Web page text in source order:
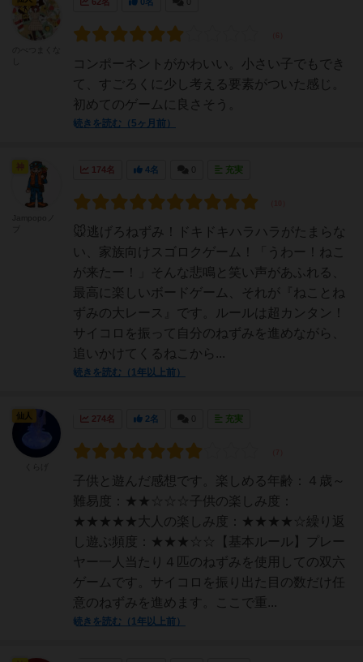
コンポーネントがかわいい。小さい子でもでき
て、すごろくに少し考える要素がついた感じ。
初めてのゲームに良さそう。
続きを読む（5ヶ月前）
174名 4名 充実
🐭逃げろねずみ！ドキドキハラハラがたまらな
い、家族向けスゴロクゲーム！「うわー！ねこ
が来たー！」そんな悲鳴と笑い声があふれる、
最高に楽しいボードゲーム、それが『ねことね
ずみの大レース』です。ルールは超カンタン！
サイコロを振って自分のねずみを進めながら、
追いかけてくるねこから...
続きを読む（1年以上前）
274名 2名 充実
子供と遊んだ感想です。楽しめる年齢：４歳～
難易度：★★☆☆☆子供の楽しみ度：
★★★★★大人の楽しみ度：★★★★☆繰り返
し遊ぶ頻度：★★★☆☆【基本ルール】プレー
ヤー一人当たり４匹のねずみを使用しての双六
ゲームです。サイコロを振り出た目の数だけ任
意のねずみを進めます。ここで重...
続きを読む（1年以上前）
仙人